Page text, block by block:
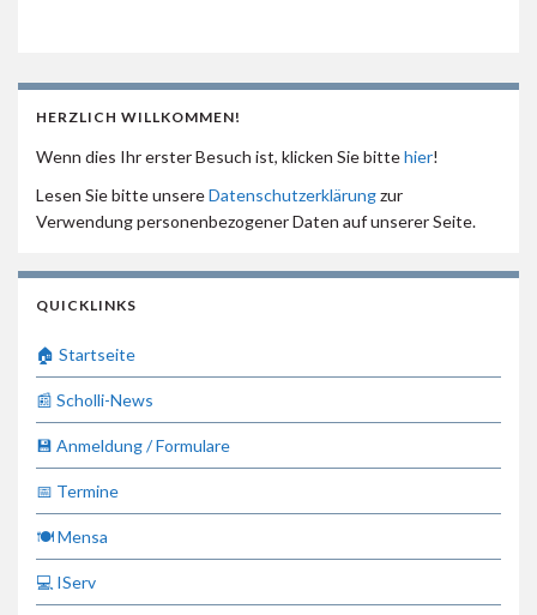
HERZLICH WILLKOMMEN!
Wenn dies Ihr erster Besuch ist, klicken Sie bittehier!
Lesen Sie bitte unsereDatenschutzerklärungzur
Verwendung personenbezogener Daten auf unserer Seite.
QUICKLINKS
🏠 Startseite
📰 Scholli-News
💾 Anmeldung / Formulare
📅 Termine
🍽 Mensa
💻 IServ